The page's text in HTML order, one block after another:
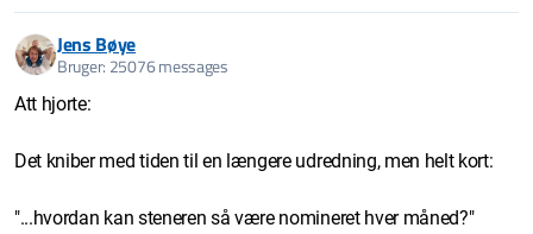
Jens Bøye
Bruger: 25076 messages
Att hjorte:
Det kniber med tiden til en længere udredning, men helt kort:
"...hvordan kan steneren så være nomineret hver måned?"